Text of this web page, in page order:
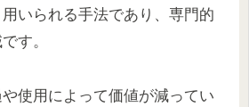
いられる手法であり、専門的
す。
使用によって価値が減ってい